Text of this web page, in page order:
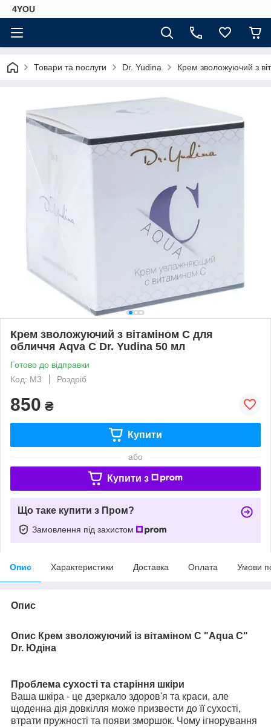
4YOU
Товари та послуги Dr. Yudina Крем зволожуючий з
Крем зволожуючий з вітаміном C для
обличчя Aqva C Dr. Yudina 50 мл
Готово до відправки
Код: M3
Роздріб
850 ₴
Купити
або
Купити з
Що таке купити з Пром?
Замовлення під захистом
Опис Характеристики Доставка Оплата Умови
Опис
Опис Крем зволожуючий із вітаміном C "Aqua C"
Dr. Юдіна
Проблема сухості та старіння шкіри
Ваша шкіра - це дзеркало здоров'я та краси, але
щоденна дія довкілля може призвести до її сухості,
втрати пружності та появи зморшок. Чому ігнорування